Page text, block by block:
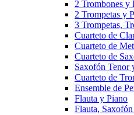
2 Trombones y
2 Trompetas y
3 Trompetas,
Cuarteto de
Cuarteto de
Cuarteto de
Saxofón Tenor
Cuarteto de
Ensemble de
Flauta y Piano
Flauta,